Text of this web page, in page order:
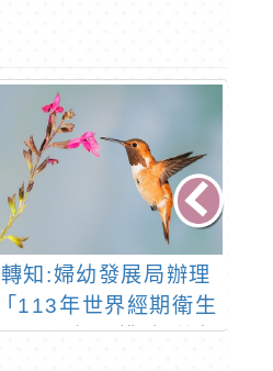
轉知:婦幼發展局辦理
「113年世界經期衛生
日暨月經平權系列活